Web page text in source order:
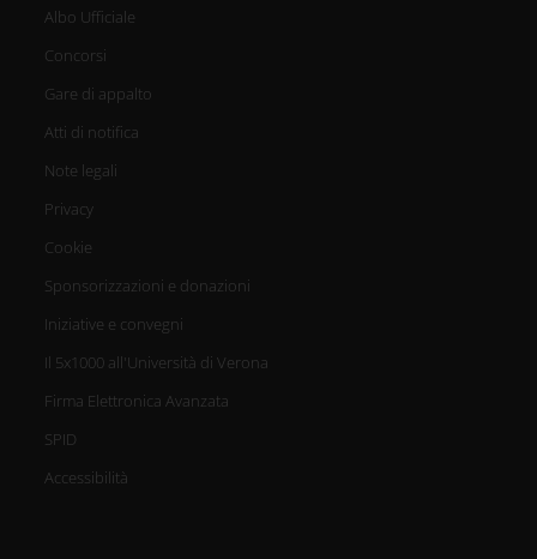
Albo Ufficiale
Concorsi
Gare di appalto
Atti di notifica
Note legali
Privacy
Cookie
Sponsorizzazioni e donazioni
Iniziative e convegni
Il 5x1000 all'Università di Verona
Firma Elettronica Avanzata
SPID
Accessibilità